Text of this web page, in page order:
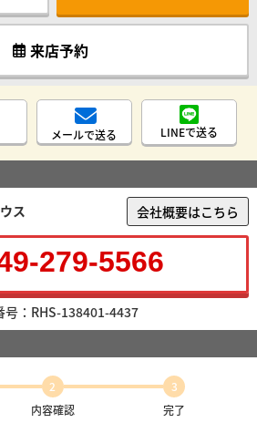
来店予約
メールで送る LINEで送る
ス
会社概要はこちら
279-5566
号：RHS-138401-4437
2
内容確認
3
完了